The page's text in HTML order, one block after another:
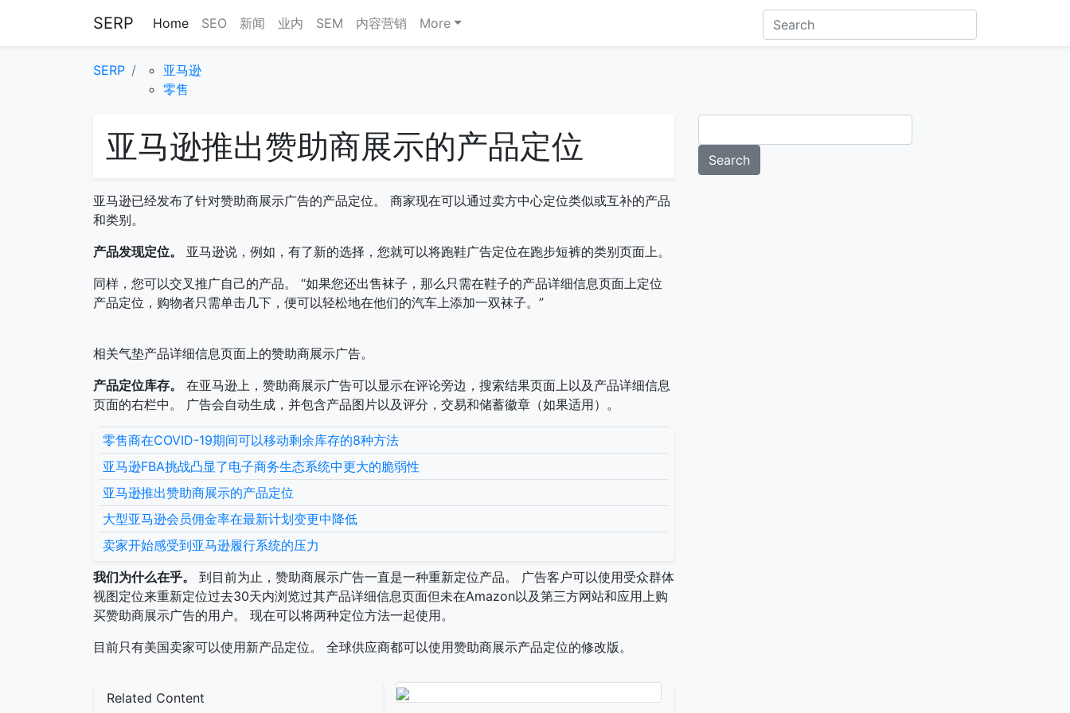
SERP Home SEO 新闻 业内 SEM 内容营销 More
SERP
亚马逊
零售
亚马逊推出赞助商展示的产品定位
亚马逊已经发布了针对赞助商展示广告的产品定位。 商家现在可以通过卖方中心定位类似或互补的产品
和类别。
产品发现定位。
亚马逊说，例如，有了新的选择，您就可以将跑鞋广告定位在跑步短裤的类别页面上。
同样，您可以交叉推广自己的产品。 “如果您还出售袜子，那么只需在鞋子的产品详细信息页面上定位
产品定位，购物者只需单击几下，便可以轻松地在他们的汽车上添加一双袜子。”
相关气垫产品详细信息页面上的赞助商展示广告。
产品定位库存。
在亚马逊上，赞助商展示广告可以显示在评论旁边，搜索结果页面上以及产品详细信息
页面的右栏中。 广告会自动生成，并包含产品图片以及评分，交易和储蓄徽章（如果适用）。
零售商在COVID-19期间可以移动剩余库存的8种方法
亚马逊FBA挑战凸显了电子商务生态系统中更大的脆弱性
亚马逊推出赞助商展示的产品定位
大型亚马逊会员佣金率在最新计划变更中降低
卖家开始感受到亚马逊履行系统的压力
我们为什么在乎。
到目前为止，赞助商展示广告一直是一种重新定位产品。 广告客户可以使用受众群体
视图定位来重新定位过去30天内浏览过其产品详细信息页面但未在Amazon以及第三方网站和应用上购
买赞助商展示广告的用户。 现在可以将两种定位方法一起使用。
目前只有美国卖家可以使用新产品定位。 全球供应商都可以使用赞助商展示产品定位的修改版。
Related Content
Search